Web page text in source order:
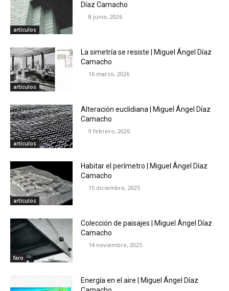
artículos
Díaz Camacho
8 junio, 2026
artículos
La simetría se resiste | Miguel Ángel Díaz
Camacho
16 marzo, 2026
artículos
Alteración euclidiana | Miguel Ángel Díaz
Camacho
9 febrero, 2026
artículos
Habitar el perímetro | Miguel Ángel Díaz
Camacho
15 diciembre, 2025
faro
Colección de paisajes | Miguel Ángel Díaz
Camacho
14 noviembre, 2025
Energía en el aire | Miguel Ángel Díaz